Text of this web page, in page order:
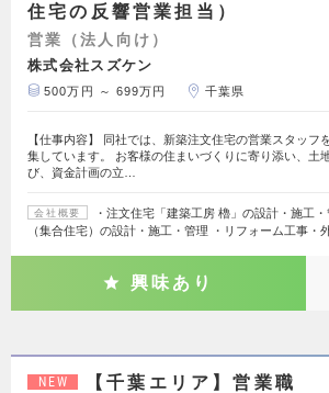
住宅の反響営業担当）
営業（法人向け）
株式会社スズケン
500万円 ～ 699万円 千葉県
【仕事内容】 同社では、新築注文住宅の営業スタッフ
集しています。 お客様の住まいづくりに寄り添い、土
び、資金計画の立…
会社概要
・注文住宅「建築工房 櫓」の設計・施工
（集合住宅）の設計・施工・管理 ・リフォーム工事・
興味あり
NEW 【千葉エリア】営業職